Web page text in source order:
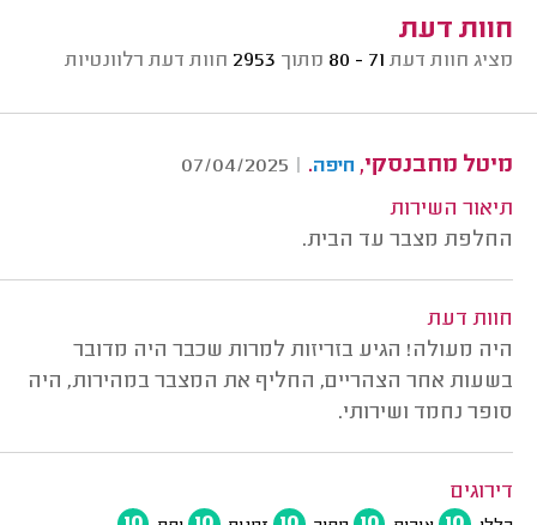
חוות דעת
מציג חוות דעת 71 - 80 מתוך 2953 חוות דעת רלוונטיות
מיטל מחבנסקי, חיפה.
|
07/04/2025
תיאור השירות
החלפת מצבר עד הבית.
חוות דעת
היה מעולה! הגיע בזריזות למרות שכבר היה מדובר
בשעות אחר הצהריים, החליף את המצבר במהירות, היה
סופר נחמד ושירותי.
דירוגים